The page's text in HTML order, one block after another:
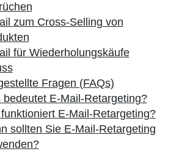
zum Cross-Selling von
für Wiederholungskäufe
Fragen (FAQs)
bedeutet E-Mail-Retargeting?
E-Mail-Retargeting?
sollten Sie E-Mail-Retargeting